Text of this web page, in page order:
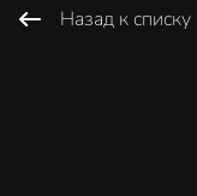
Назад к списку